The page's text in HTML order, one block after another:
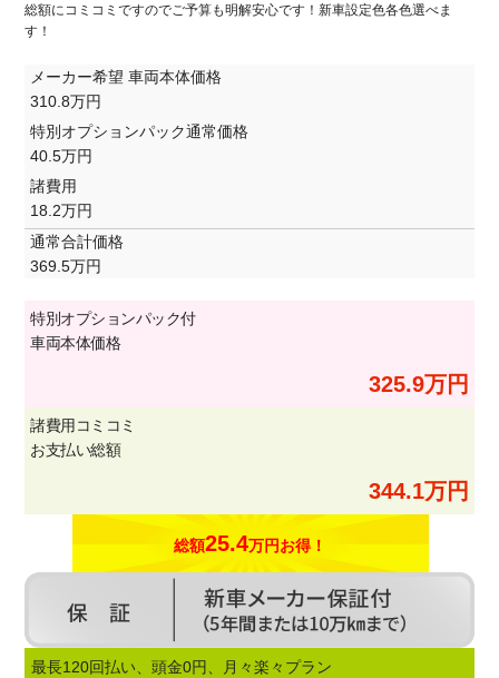
総額にコミコミですのでご予算も明解安心です！新車設定色各色選べま
す！
メーカー希望 車両本体価格
310.8万円
特別オプションパック通常価格
40.5万円
諸費用
18.2万円
通常合計価格
369.5万円
特別オプションパック付
車両本体価格
325.9万円
諸費用コミコミ
お支払い総額
344.1万円
総額25.4万円お得！
最長120回払い、頭金0円、月々楽々プラン